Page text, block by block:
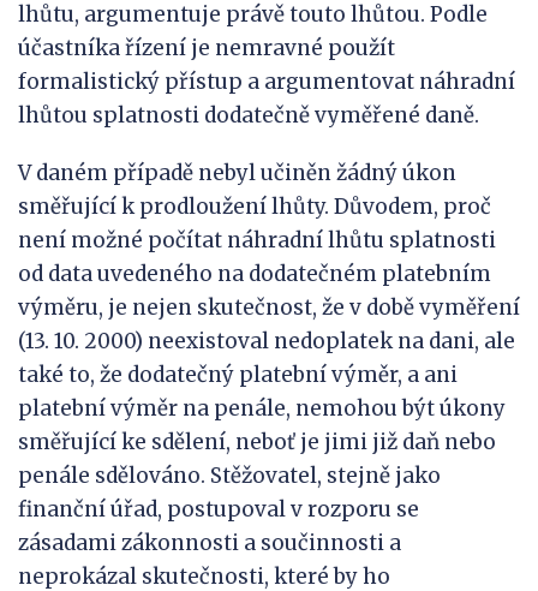
lhůtu, argumentuje právě touto lhůtou. Podle
účastníka řízení je nemravné použít
formalistický přístup a argumentovat náhradní
lhůtou splatnosti dodatečně vyměřené daně.
V daném případě nebyl učiněn žádný úkon
směřující k prodloužení lhůty. Důvodem, proč
není možné počítat náhradní lhůtu splatnosti
od data uvedeného na dodatečném platebním
výměru, je nejen skutečnost, že v době vyměření
(13. 10. 2000) neexistoval nedoplatek na dani, ale
také to, že dodatečný platební výměr, a ani
platební výměr na penále, nemohou být úkony
směřující ke sdělení, neboť je jimi již daň nebo
penále sdělováno. Stěžovatel, stejně jako
finanční úřad, postupoval v rozporu se
zásadami zákonnosti a součinnosti a
neprokázal skutečnosti, které by ho